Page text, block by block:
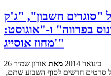
"סוגרים חשבון", "ג'ק
בפרווה" ו-"אוגוסט:
מחוז אוסייג'"
26 בינואר 2014 מאת אורון שמיר